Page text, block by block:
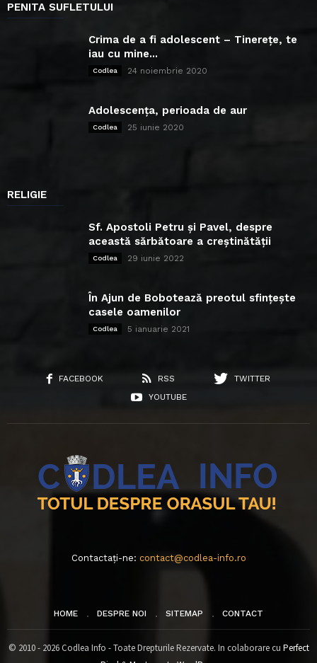
PENITA SUFLETULUI
Crima de a fi adolescent – Tinerețe, te
iau cu mine...
Codlea 24 noiembrie 2020
Adolescența, perioada de aur
Codlea 25 iunie 2020
RELIGIE
Sf. Apostoli Petru și Pavel, despre
această sărbătoare a creștinătății
Codlea 29 iunie 2022
În Ajun de Bobotează preotul sfințește
casele oamenilor
Codlea 5 ianuarie 2021
FACEBOOK RSS
TWITTER
YOUTUBE
Contactați-ne: contact@codlea-info.ro
HOME DESPRE NOI SITEMAP CONTACT
© 2010 - 2026 Codlea Info - Toate Drepturile Rezervate. In colaborare cu Perfect